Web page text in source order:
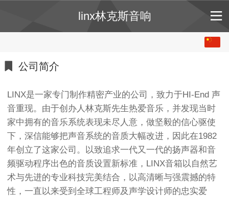
linx林克斯音响
公司简介
LINX是一家专门制作精密产业的公司，致力于HI-End 声
音重现。由于创办人林克斯先生热爱音乐，并发现当时
家中拥有的音乐系统表现未尽人意，做坚毅的信心驱使
下，深信能够把声音系统的音质大幅改进，因此在1982
年创立了这家公司。以致追求一代又一代的扬声器和音
频驱动程序出色的音质设置新标准，LINX音箱以自然艺
术与先进的专业科技完美结合，以高清晰与强震撼的特
性，一直以来受到全球工程师及声学设计师的忠实爱